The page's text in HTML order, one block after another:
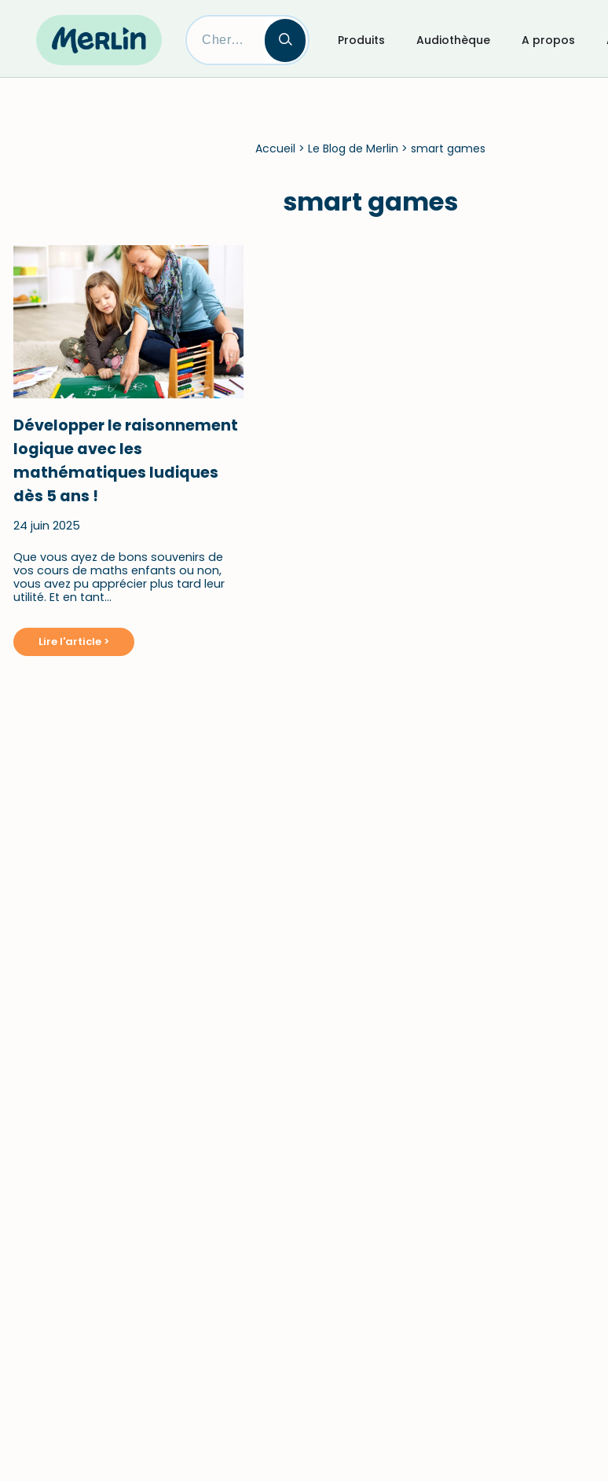
Skip
Produits Audiothèque A propos
Accueil > Le Blog de Merlin > smart games
smart games
Développer le raisonnement
logique avec les
mathématiques ludiques
dès 5 ans !
24 juin 2025
Que vous ayez de bons souvenirs de
vos cours de maths enfants ou non,
vous avez pu apprécier plus tard leur
utilité. Et en tant…
Lire l'article >